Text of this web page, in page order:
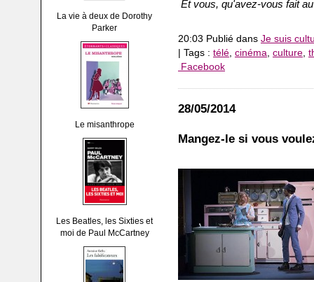
La vie à deux de Dorothy
Parker
Le misanthrope
Les Beatles, les Sixties et
moi de Paul McCartney
Et vous, qu'avez-vous fait
20:03 Publié dans Je suis
| Tags : télé, cinéma, culture,
Facebook
28/05/2014
Mangez-le si vous